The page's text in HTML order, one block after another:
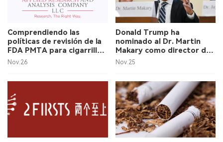
Comprendiendo las
políticas de revisión de la
FDA PMTA para cigarrillos
electrónicos con sabor.
Nov.26
Donald Trump ha
nominado al Dr. Martin
Makary como director de
la FDA.
Nov.25